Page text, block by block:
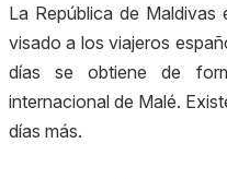
La República de
visado a los viajeros
días se obtiene de
internacional de Malé.
días más.